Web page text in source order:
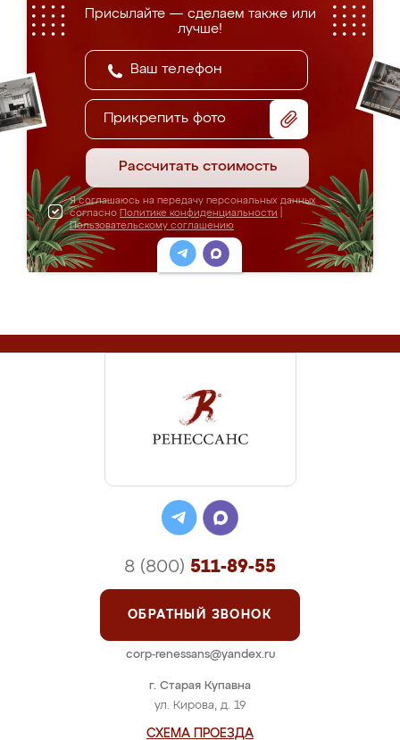
Присылайте — сделаем также или
лучше!
Прикрепить фото
Рассчитать стоимость
Я соглашаюсь на передачу персональных данных
согласно Политике конфиденциальности
Пользовательскому соглашению
г. Старая Купавна
ул. Кирова, д. 19
СХЕМА ПРОЕЗДА
8 (800) 511-89-55
ОБРАТНЫЙ ЗВОНОК
corp-renessans@yandex.ru